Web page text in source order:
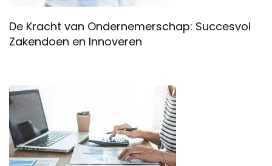
De Kracht van Ondernemerschap: Succesvol
Zakendoen en Innoveren